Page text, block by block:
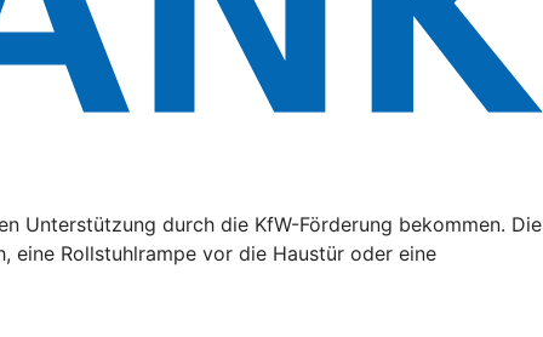
Unterstützung durch die KfW-Förderung bekommen. Die
eine Rollstuhlrampe vor die Haustür oder eine